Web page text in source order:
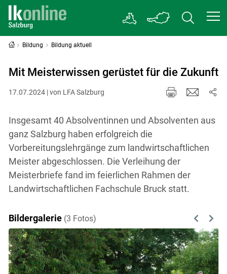
Bildung Bildung aktuell
Mit Meisterwissen gerüstet für die Zukunft
17.07.2024 | von LFA Salzburg
Insgesamt 40 Absolventinnen und Absolventen aus
ganz Salzburg haben erfolgreich die
Vorbereitungslehrgänge zum landwirtschaftlichen
Meister abgeschlossen. Die Verleihung der
Meisterbriefe fand im feierlichen Rahmen der
Landwirtschaftlichen Fachschule Bruck statt.
Bildergalerie (3 Fotos) Previous
Next